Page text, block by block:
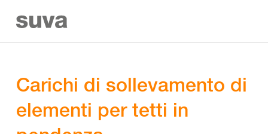
Carichi di sollevamento di
elementi per tetti in